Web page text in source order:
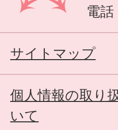
電
サイトマップ
個人情報の取り
いて